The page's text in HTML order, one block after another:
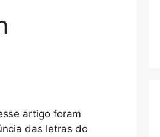
artigo foram
das letras do